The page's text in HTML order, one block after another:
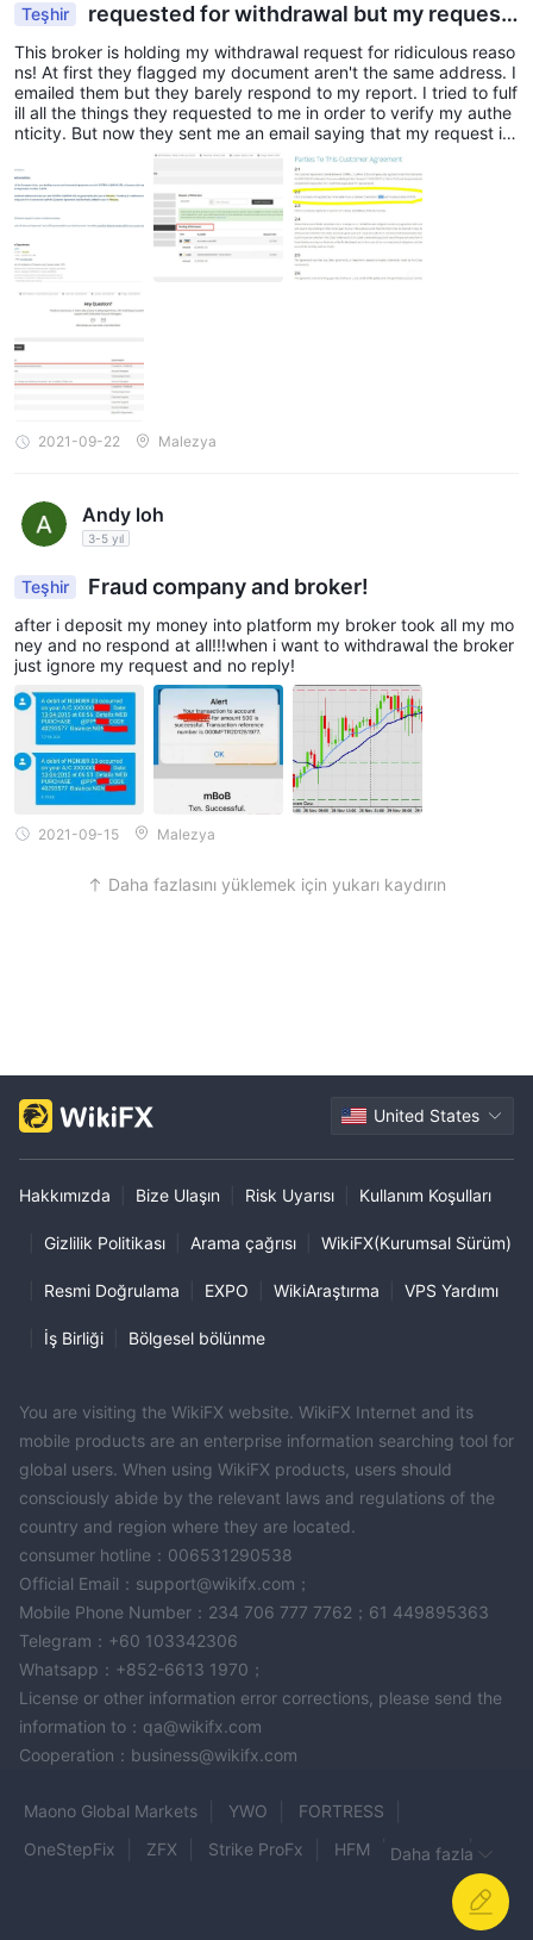
Teşhir
requested for withdrawal but my request
is undercompliance review????
This broker is holding my withdrawal request for ridiculous reaso
ns! At first they flagged my document aren't the same address. I
emailed them but they barely respond to my report. I tried to fulf
ill all the things they requested to me in order to verify my authe
nticity. But now they sent me an email saying that my request is
under compliance review. What is this nonsense? They don't wan
t to pay my withdrawal!
2021-09-22 Malezya
Andy loh
3-5 yıl
Teşhir Fraud company and broker!
after i deposit my money into platform my broker took all my mo
ney and no respond at all!!!when i want to withdrawal the broker
just ignore my request and no reply!
2021-09-15 Malezya
Daha fazlasını yüklemek için yukarı kaydırın
United States
Hakkımızda Bize Ulaşın Risk Uyarısı Kullanım Koşulları
Gizlilik Politikası Arama çağrısı WikiFX(Kurumsal Sürüm)
Resmi Doğrulama EXPO WikiAraştırma VPS Yardımı
İş Birliği Bölgesel bölünme
You are visiting the WikiFX website. WikiFX Internet and its
mobile products are an enterprise information searching tool for
global users. When using WikiFX products, users should
consciously abide by the relevant laws and regulations of the
country and region where they are located.
consumer hotline：006531290538
Official Email：support@wikifx.com；
Mobile Phone Number：234 706 777 7762；61 449895363
Telegram：+60 103342306
Whatsapp：+852-6613 1970；
License or other information error corrections, please send the
information to：qa@wikifx.com
Cooperation：business@wikifx.com
Maono Global Markets YWO
FORTRESS
OneStepFix
ZFX Strike ProFx HFM
9Cents
Daha fazla